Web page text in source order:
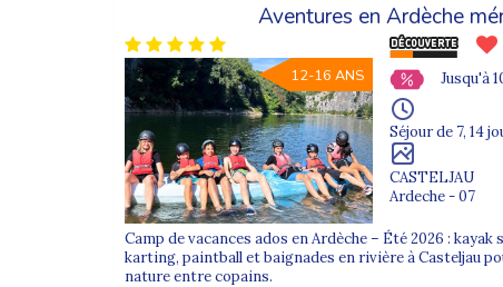
Découvrez nos différents formats de camps de
Les camps de vacancesSupernova Juniors
découvertes et temps de détente.
Découvrez ci-dessous les colonies de vacances
FAQ – Colonies de vacances
1. Quels documents sont nécessaires ?
Une fiche sanitaire, une autorisation parentale et
Aventures en Ardèche
12-16 ANS Jusqu'à
Séjour de 7, 14
CASTELJAU
Ardeche - 07
Camp de vacances ados en Ardèche – Été 2026 : kayak
karting, paintball et baignades en rivière à Casteljau
nature entre copains.